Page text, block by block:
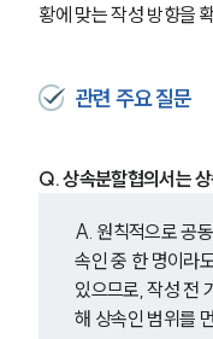
황에 맞는 작성 방향을
관련 주요 질문
Q. 상속분할협의서는
A. 원칙적으로 공
속인 중 한 명이라
있으므로, 작성 전
해 상속인 범위를